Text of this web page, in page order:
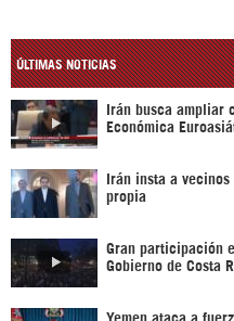
ÚLTIMAS NOTICIAS
Irán busca ampliar
Económica
Irán insta a
propia
Gran participación
Gobierno de Costa
Yemen ataca a